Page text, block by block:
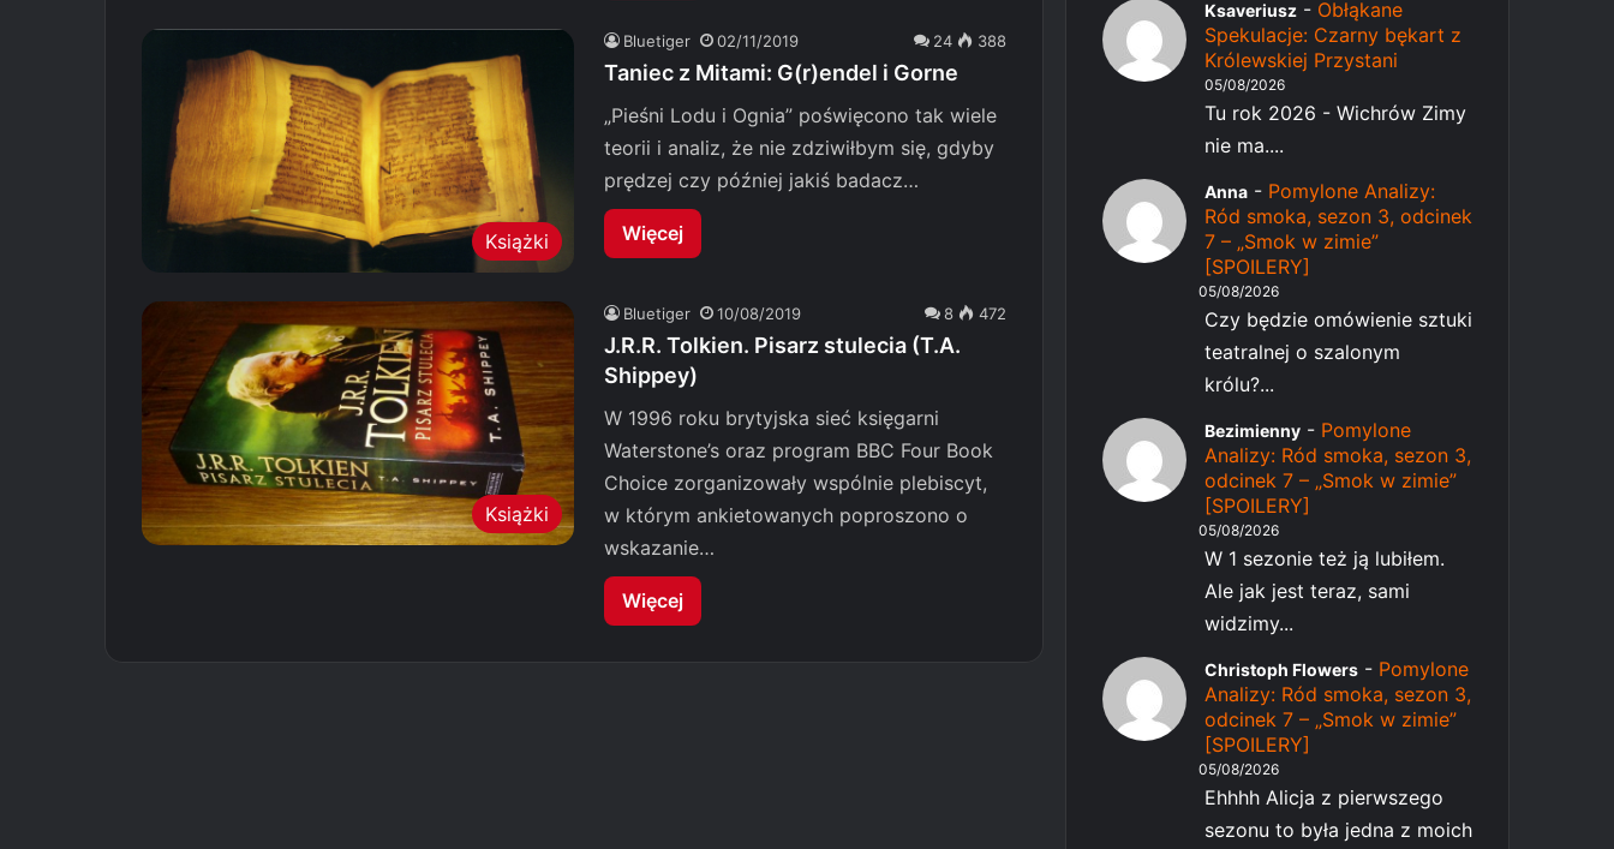
Książki
Bluetiger 02/11/2019 24 388
Taniec z Mitami: G(r)endel i Gorne
„Pieśni Lodu i Ognia” poświęcono tak wiele
teorii i analiz, że nie zdziwiłbym się, gdyby
prędzej czy później jakiś badacz…
Więcej
Książki
Bluetiger 10/08/2019 8 472
J.R.R. Tolkien. Pisarz stulecia (T.A.
Shippey)
W 1996 roku brytyjska sieć księgarni
Waterstone’s oraz program BBC Four Book
Choice zorganizowały wspólnie plebiscyt,
w którym ankietowanych poproszono o
wskazanie…
Więcej
Ksaveriusz - Obłąkane
Spekulacje: Czarny bękart z
Królewskiej Przystani
05/08/2026
Tu rok 2026 - Wichrów Zimy
nie ma....
Anna - Pomylone Analizy:
Ród smoka, sezon 3, odcinek
7 – „Smok w zimie”
[SPOILERY]
05/08/2026
Czy będzie omówienie sztuki
teatralnej o szalonym
królu?...
Bezimienny - Pomylone
Analizy: Ród smoka, sezon 3,
odcinek 7 – „Smok w zimie”
[SPOILERY]
05/08/2026
W 1 sezonie też ją lubiłem.
Ale jak jest teraz, sami
widzimy...
Christoph Flowers - Pomylone
Analizy: Ród smoka, sezon 3,
odcinek 7 – „Smok w zimie”
[SPOILERY]
05/08/2026
Ehhhh Alicja z pierwszego
sezonu to była jedna z moich